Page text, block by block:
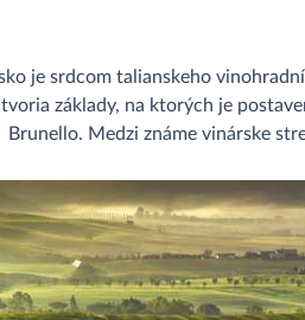
je srdcom talianskeho
základy, na ktorých je
Brunello. Medzi známe vinárske